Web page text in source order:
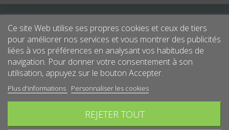
Ce site Web utilise ses propres cookies et ceux de tiers
pour améliorer nos services et vous montrer des publicités
liées à vos préférences en analysant vos habitudes de
navigation. Pour donner votre consentement à son
utilisation, appuyez sur le bouton Accepter.
Plus d'informations Personnaliser les cookies
REJETER TOUT